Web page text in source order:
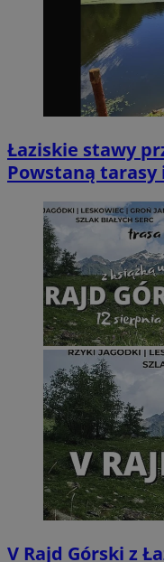
Łaziskie stawy
Powstaną tarasy
V Rajd Górski z